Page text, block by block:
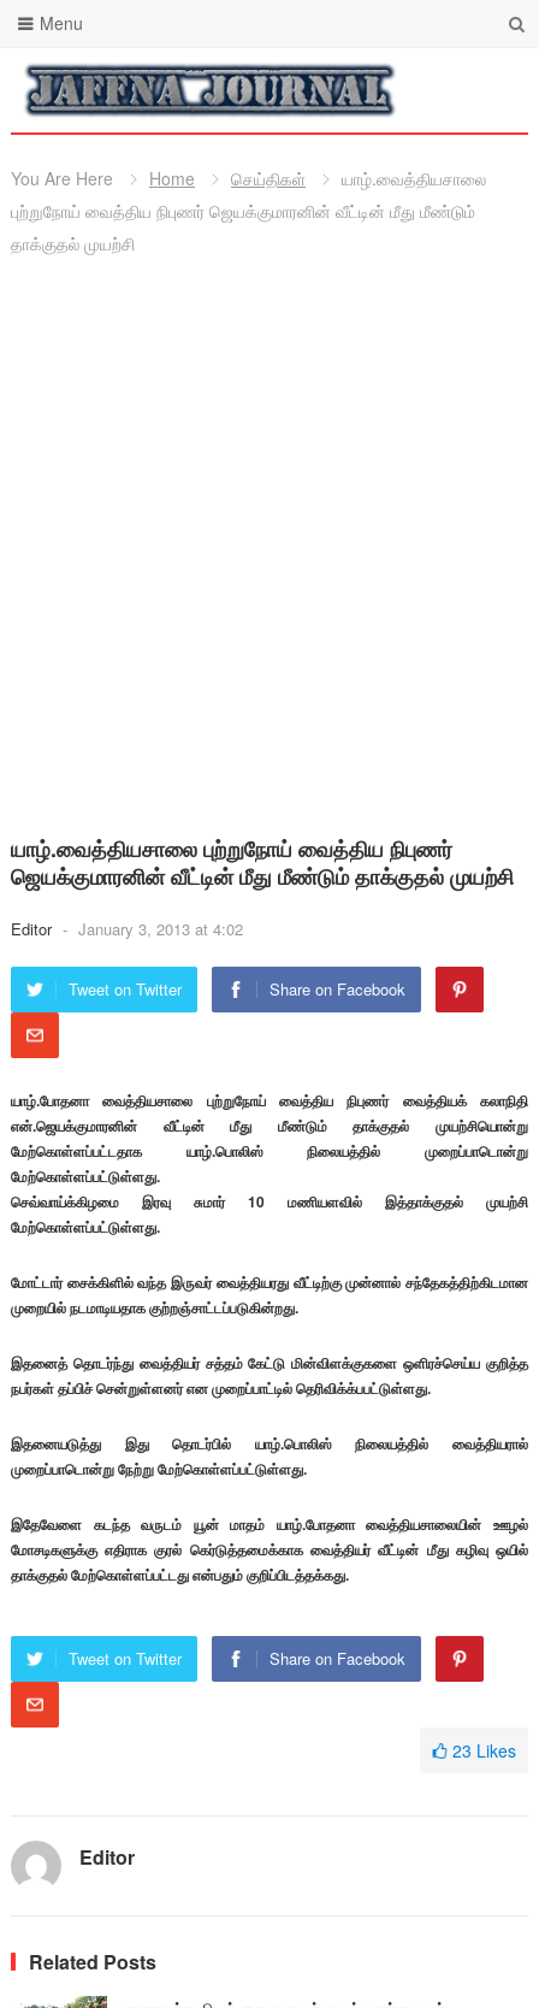
Menu
You Are Here Home செய்திகள்
யாழ்.வைத்தியசாலை
புற்றுநோய் வைத்திய நிபுணர் ஜெயக்குமாரனின் வீட்டின் மீது மீண்டும்
தாக்குதல் முயற்சி
யாழ்.வைத்தியசாலை புற்றுநோய் வைத்திய நிபுணர்
ஜெயக்குமாரனின் வீட்டின் மீது மீண்டும் தாக்குதல் முயற்சி
Editor - January 3, 2013 at 4:02
Tweet on Twitter Share on Facebook
யாழ்.போதனா வைத்தியசாலை புற்றுநோய் வைத்திய நிபுணர் வைத்தியக் கலாநிதி
என்.ஜெயக்குமாரனின் வீட்டின் மீது மீண்டும் தாக்குதல் முயற்சியொன்று
மேற்கொள்ளப்பட்டதாக யாழ்.பொலிஸ் நிலையத்தில் முறைப்பாடொன்று
மேற்கொள்ளப்பட்டுள்ளது.
செவ்வாய்க்கிழமை இரவு சுமார் 10 மணியளவில் இத்தாக்குதல் முயற்சி
மேற்கொள்ளப்பட்டுள்ளது.
மோட்டார் சைக்கிளில் வந்த இருவர் வைத்தியரது வீட்டிற்கு முன்னால் சந்தேகத்திற்கிடமான
முறையில் நடமாடியதாக குற்றஞ்சாட்டப்படுகின்றது.
இதனைத் தொடர்ந்து வைத்தியர் சத்தம் கேட்டு மின்விளக்குகளை ஒளிரச்செய்ய குறித்த
நபர்கள் தப்பிச் சென்றுள்ளனர் என முறைப்பாட்டில் தெரிவிக்க்பபட்டுள்ளது.
இதனையடுத்து இது தொடர்பில் யாழ்.பொலிஸ் நிலையத்தில் வைத்தியரால்
முறைப்பாடொன்று நேற்று மேற்கொள்ளப்பட்டுள்ளது.
இதேவேளை கடந்த வருடம் யூன் மாதம் யாழ்.போதனா வைத்தியசாலையின் ஊழல்
மோசடிகளுக்கு எதிராக குரல் கெர்டுத்தமைக்காக வைத்தியர் வீட்டின் மீது கழிவு ஒயில்
தாக்குதல் மேற்கொள்ளப்பட்டது என்பதும் குறிப்பிடத்தக்கது.
Tweet on Twitter Share on Facebook
23 Likes
Editor
Related Posts